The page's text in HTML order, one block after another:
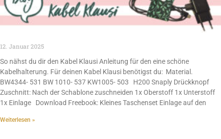
12. Januar 2025
So nähst du dir den Kabel Klausi Anleitung für den eine schöne
Kabelhalterung. Für deinen Kabel Klausi benötigst du: Material.
BW4344- 531 BW 1010- 537 KW1005- 503 H200 Snaply Drückknopf
Zuschnitt: Nach der Schablone zuschneiden 1x Oberstoff 1x Unterstoff
1x Einlage Download Freebook: Kleines Taschenset Einlage auf den
Weiterlesen »